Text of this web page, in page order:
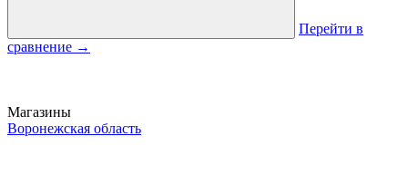
Перейти в
сравнение →
Магазины
Воронежская область